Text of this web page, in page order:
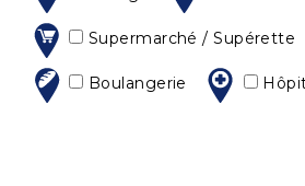
Supermarché / Supérette
Boulangerie